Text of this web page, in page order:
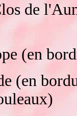
de
(en
(en